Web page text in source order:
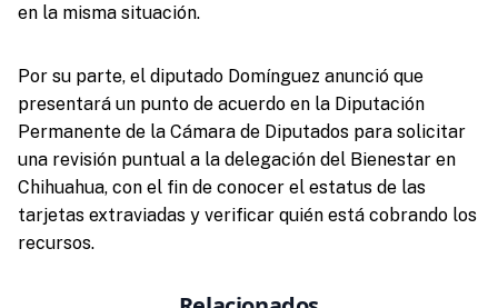
en la misma situación.
Por su parte, el diputado Domínguez anunció que
presentará un punto de acuerdo en la Diputación
Permanente de la Cámara de Diputados para solicitar
una revisión puntual a la delegación del Bienestar en
Chihuahua, con el fin de conocer el estatus de las
tarjetas extraviadas y verificar quién está cobrando los
recursos.